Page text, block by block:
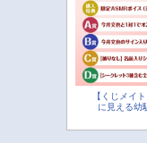
【くじメイ
に見える幼